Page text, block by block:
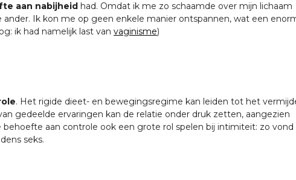
aan nabijheid had. Omdat ik me zo schaamde over mijn lichaam
Ik kon me op geen enkele manier ontspannen, wat een
ik had namelijk last van vaginisme)
. Het rigide dieet- en bewegingsregime kan leiden tot het
gedeelde ervaringen kan de relatie onder druk zetten, aangezien
aan controle ook een grote rol spelen bij intimiteit: zo vond
seks.